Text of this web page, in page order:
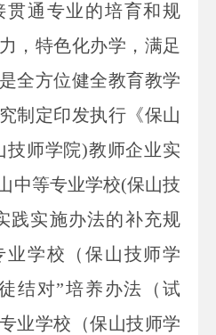
贯通专业的培育和规
，特色化办学，满足
全方位健全教育教学
制定印发执行《保山
技师学院)教师企业实
中等专业学校(保山技
践实施办法的补充规
业学校（保山技师学
结对”培养办法（试
业学校（保山技师学